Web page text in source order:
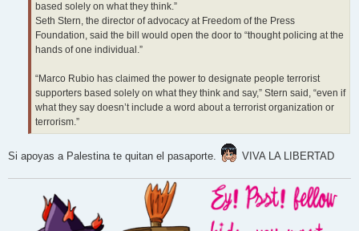
based solely on what they think.”
Seth Stern, the director of advocacy at Freedom of the Press
Foundation, said the bill would open the door to “thought policing at the
hands of one individual.”
“Marco Rubio has claimed the power to designate people terrorist
supporters based solely on what they think and say,” Stern said, “even if
what they say doesn’t include a word about a terrorist organization or
terrorism.”
Si apoyas a Palestina te quitan el pasaporte. VIVA LA LIBERTAD